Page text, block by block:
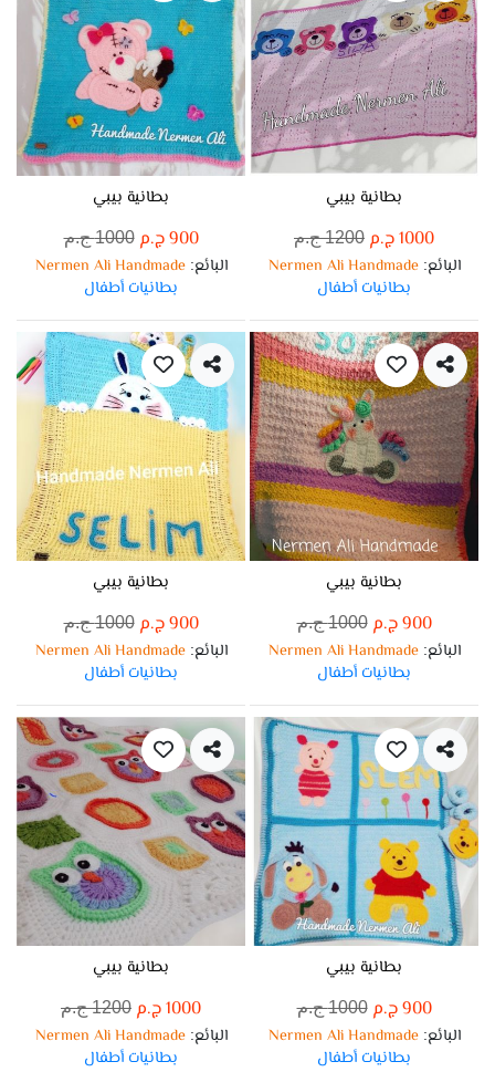
بطانية بيبي
1000 ج.م 1200 ج.م
البائع:
Nermen Ali Handmade
بطانيات أطفال
بطانية بيبي
900 ج.م 1000 ج.م
البائع:
Nermen Ali Handmade
بطانيات أطفال
بطانية بيبي
900 ج.م 1000 ج.م
البائع:
Nermen Ali Handmade
بطانيات أطفال
بطانية بيبي
900 ج.م 1000 ج.م
البائع:
Nermen Ali Handmade
بطانيات أطفال
بطانية بيبي
900 ج.م 1000 ج.م
البائع:
Nermen Ali Handmade
بطانيات أطفال
بطانية بيبي
1000 ج.م 1200 ج.م
البائع:
Nermen Ali Handmade
بطانيات أطفال